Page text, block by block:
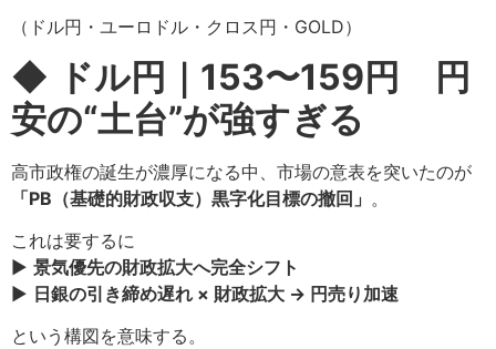
（ドル円・ユーロドル・クロス円・GOLD）
◆ ドル円｜153〜159円 円
安の“土台”が強すぎる
高市政権の誕生が濃厚になる中、市場の意表を突いたのが
「PB（基礎的財政収支）黒字化目標の撤回」 。
これは要するに
▶ 景気優先の財政拡大へ完全シフト
▶ 日銀の引き締め遅れ × 財政拡大 → 円売り加速
という構図を意味する。